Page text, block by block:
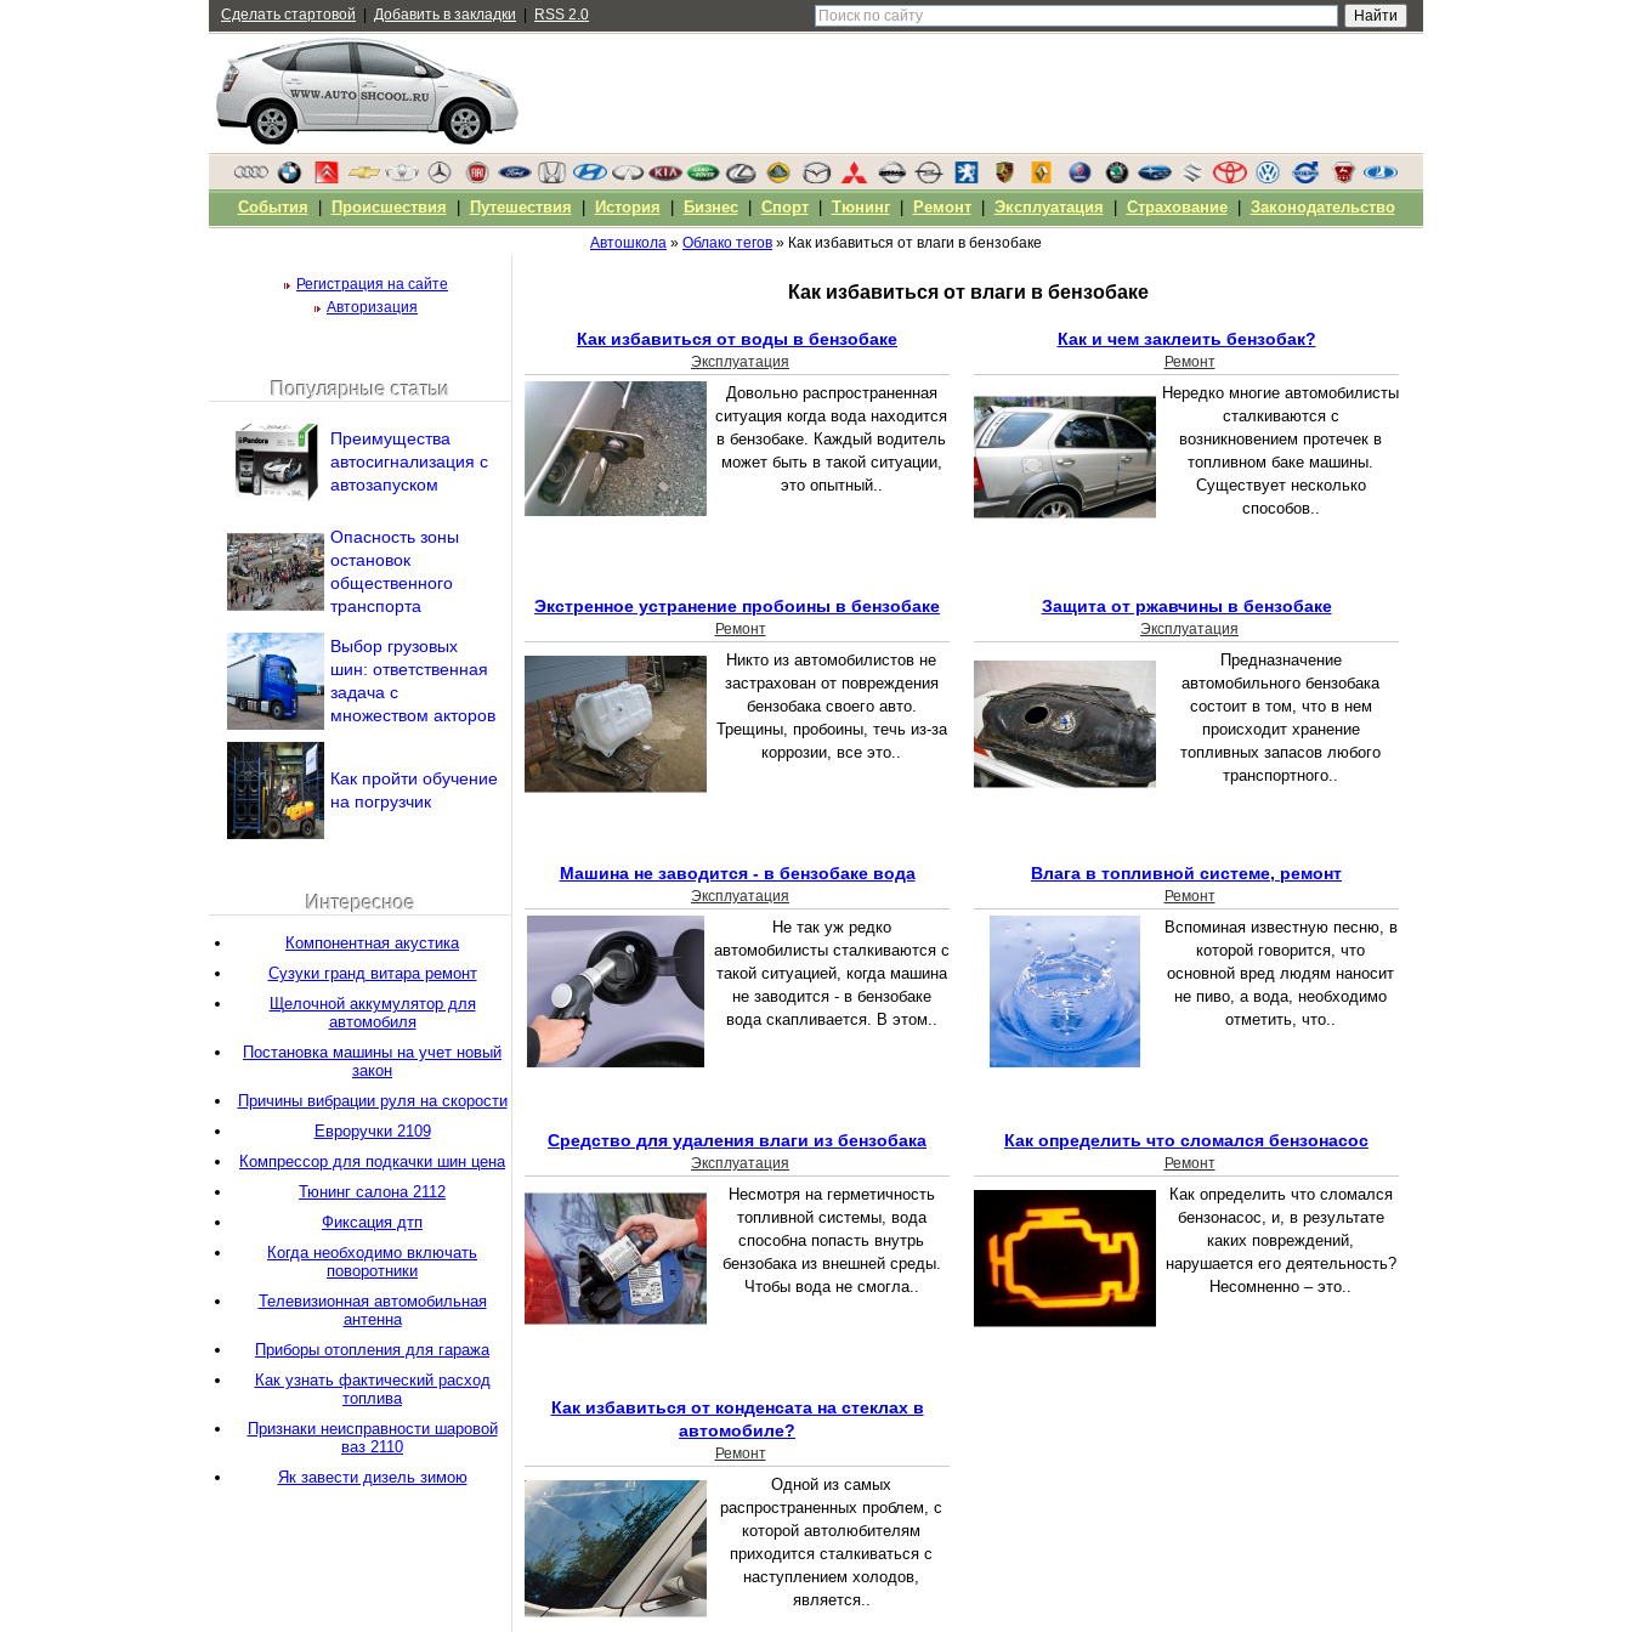
Автошкола » Облако тегов » Как избавиться от влаги в бензобаке
Как избавиться от влаги в бензобаке
Как избавиться от воды в бензобаке
Эксплуатация
Довольно распространенная
ситуация когда вода находится
в бензобаке. Каждый водитель
может быть в такой ситуации,
это опытный..
Как и чем заклеить бензобак?
Ремонт
Нередко многие автомобилисты
сталкиваются с
возникновением протечек в
топливном баке машины.
Существует несколько
способов..
Экстренное устранение пробоины в бензобаке
Ремонт
Никто из автомобилистов не
застрахован от повреждения
бензобака своего авто.
Трещины, пробоины, течь из-за
коррозии, все это..
Защита от ржавчины в бензобаке
Эксплуатация
Предназначение
автомобильного бензобака
состоит в том, что в нем
происходит хранение
топливных запасов любого
транспортного..
Машина не заводится - в бензобаке вода
Эксплуатация
Не так уж редко
автомобилисты сталкиваются с
такой ситуацией, когда машина
не заводится - в бензобаке
вода скапливается. В этом..
Влага в топливной системе, ремонт
Ремонт
Вспоминая известную песню, в
которой говорится, что
основной вред людям наносит
не пиво, а вода, необходимо
отметить, что..
Средство для удаления влаги из бензобака
Эксплуатация
Несмотря на герметичность
топливной системы, вода
способна попасть внутрь
бензобака из внешней среды.
Чтобы вода не смогла..
Как определить что сломался бензонасос
Ремонт
Как определить что сломался
бензонасос, и, в результате
каких повреждений,
нарушается его деятельность?
Несомненно – это..
Как избавиться от конденсата на стеклах в
автомобиле?
Ремонт
Одной из самых
распространенных проблем, с
которой автолюбителям
приходится сталкиваться с
наступлением холодов,
является..
Регистрация на сайте
Авторизация
Напомнить пароль?
Популярные статьи
Преимущества
автосигнализация с
автозапуском
Опасность зоны
остановок
общественного
транспорта
Выбор грузовых
шин: ответственная
задача с
множеством акторов
Как пройти обучение
на погрузчик
Интересное
Компонентная акустика
Сузуки гранд витара ремонт
Щелочной аккумулятор для
автомобиля
Постановка машины на учет новый
закон
Причины вибрации руля на скорости
Евроручки 2109
Компрессор для подкачки шин цена
Тюнинг салона 2112
Фиксация дтп
Когда необходимо включать
поворотники
Телевизионная автомобильная
антенна
Приборы отопления для гаража
Как узнать фактический расход
топлива
Признаки неисправности шаровой
ваз 2110
Як завести дизель зимою
Сделать стартовой Добавить в закладки RSS 2.0
События Происшествия Путешествия История Бизнес| Спорт| Тюнинг| Ремонт| Эксплуатация Страхование| Законодательство